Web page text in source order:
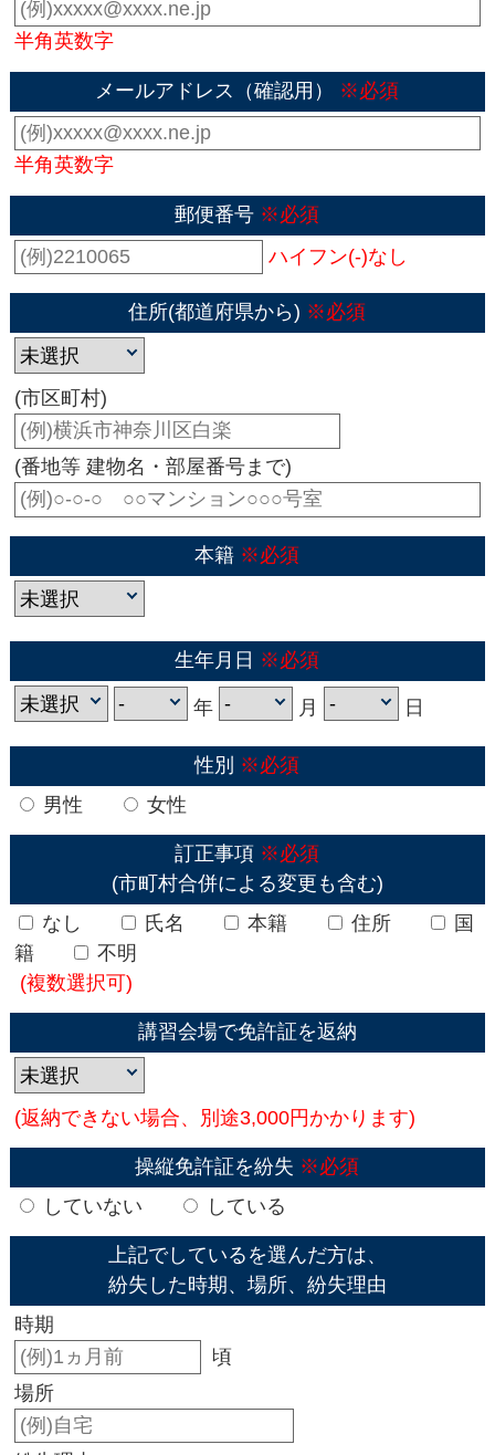
半角英数字
メールアドレス（確認用） ※必須
半角英数字
郵便番号 ※必須
ハイフン(-)なし
住所(都道府県から) ※必須
(市区町村)
(番地等 建物名・部屋番号まで)
本籍 ※必須
生年月日 ※必須
年 月 日
性別 ※必須
男性
女性
訂正事項 ※必須
(市町村合併による変更も含む)
なし
氏名 本籍 住所
国
籍
不明
(複数選択可)
講習会場で免許証を返納
(返納できない場合、別途3,000円かかります)
操縦免許証を紛失 ※必須
していない
している
上記でしているを選んだ方は、
紛失した時期、場所、紛失理由
時期
頃
場所